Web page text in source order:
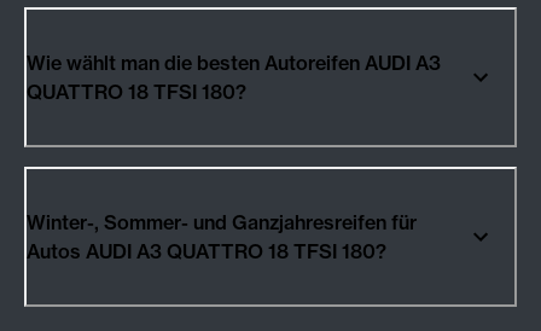
Wie wählt man die besten Autoreifen AUDI A3
QUATTRO 18 TFSI 180?
Winter-, Sommer- und Ganzjahresreifen für
Autos AUDI A3 QUATTRO 18 TFSI 180?